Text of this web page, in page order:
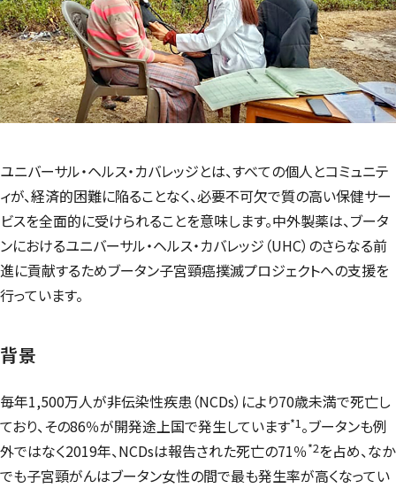
ユニバーサル・ヘルス・カバレッジとは、すべての個人とコミュニテ
ィが、経済的困難に陥ることなく、必要不可欠で質の高い保健サー
ビスを全面的に受けられることを意味します。中外製薬は、ブータ
ンにおけるユニバーサル・ヘルス・カバレッジ（UHC）のさらなる前
進に貢献するためブータン子宮頸癌撲滅プロジェクトへの支援を
行っています。
背景
毎年1,500万人が非伝染性疾患（NCDs）により70歳未満で死亡し
ており、その86％が開発途上国で発生しています*1。ブータンも例
外ではなく2019年、NCDsは報告された死亡の71％*2を占め、なか
でも子宮頸がんはブータン女性の間で最も発生率が高くなってい